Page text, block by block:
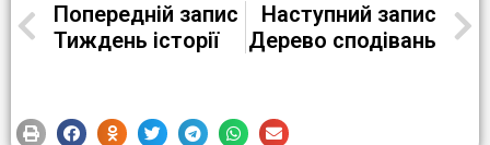
Попередній запис
Тиждень історії
Наступний запис
Дерево сподівань